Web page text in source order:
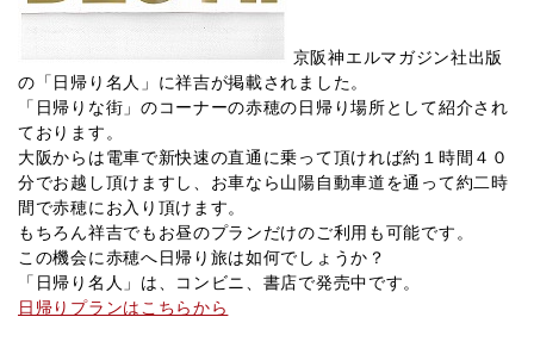
京阪神エルマガジン社出版
の「日帰り名人」に祥吉が掲載されました。
「日帰りな街」のコーナーの赤穂の日帰り場所として紹介され
ております。
大阪からは電車で新快速の直通に乗って頂ければ約１時間４０
分でお越し頂けますし、お車なら山陽自動車道を通って約二時
間で赤穂にお入り頂けます。
もちろん祥吉でもお昼のプランだけのご利用も可能です。
この機会に赤穂へ日帰り旅は如何でしょうか？
「日帰り名人」は、コンビニ、書店で発売中です。
日帰りプランはこちらから